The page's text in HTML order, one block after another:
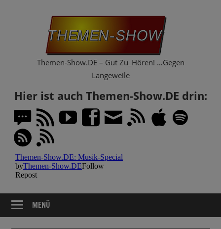
Themen-Show.DE – Gut Zu_Hören! …Gegen
Langeweile
Hier ist auch Themen-Show.DE drin:
MENÜ